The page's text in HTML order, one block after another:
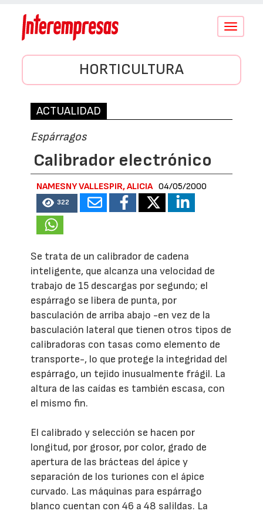
Conmutar
HORTICULTURA
ACTUALIDAD
Espárragos
Calibrador electrónico
NAMESNY VALLESPIR, ALICIA 04/05/2000
322
Se trata de un calibrador de cadena
inteligente, que alcanza una velocidad de
trabajo de 15 descargas por segundo; el
espárrago se libera de punta, por
basculación de arriba abajo -en vez de la
basculación lateral que tienen otros tipos de
calibradoras con tasas como elemento de
transporte-, lo que protege la integridad del
espárrago, un tejido inusualmente frágil. La
altura de las caídas es también escasa, con
el mismo fin.
El calibrado y selección se hacen por
longitud, por grosor, por color, grado de
apertura de las brácteas del ápice y
separación de los turiones con el ápice
curvado. Las máquinas para espárrago
blanco cuentan con 46 a 48 salildas. La